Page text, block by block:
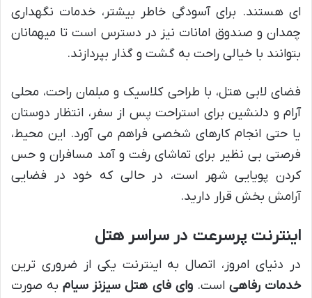
ای هستند. برای آسودگی خاطر بیشتر، خدمات نگهداری
چمدان و صندوق امانات نیز در دسترس است تا میهمانان
بتوانند با خیالی راحت به گشت و گذار بپردازند.
فضای لابی هتل، با طراحی کلاسیک و مبلمان راحت، محلی
آرام و دلنشین برای استراحت پس از سفر، انتظار دوستان
یا حتی انجام کارهای شخصی فراهم می آورد. این محیط،
فرصتی بی نظیر برای تماشای رفت و آمد مسافران و حس
کردن پویایی شهر است، در حالی که خود در فضایی
آرامش بخش قرار دارید.
اینترنت پرسرعت در سراسر هتل
در دنیای امروز، اتصال به اینترنت یکی از ضروری ترین
خدمات رفاهی است.وای فای هتل سیزنز سیامبه صورت